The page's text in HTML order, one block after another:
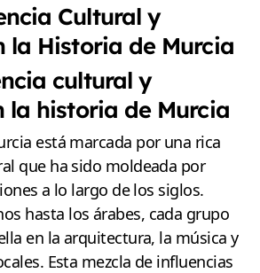
Cultural y
la Historia de Murcia
cultural y
la historia de Murcia
está marcada por una rica
que ha sido moldeada por
a lo largo de los siglos.
hasta los árabes, cada grupo
en la arquitectura, la música y
Esta mezcla de influencias